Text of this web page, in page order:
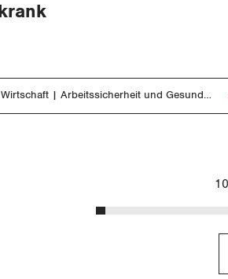
krank
Wirtschaft Arbeitssicherheit und Gesundheitsschutz